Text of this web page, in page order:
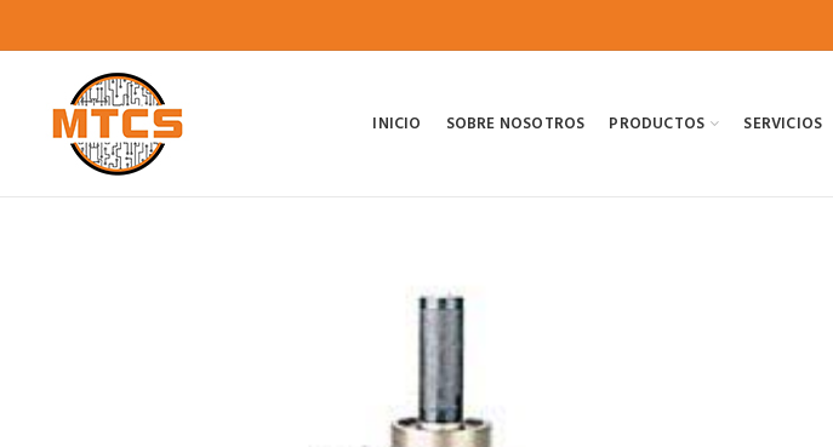
INICIO SOBRE NOSOTROS PRODUCTOS SERVICIOS